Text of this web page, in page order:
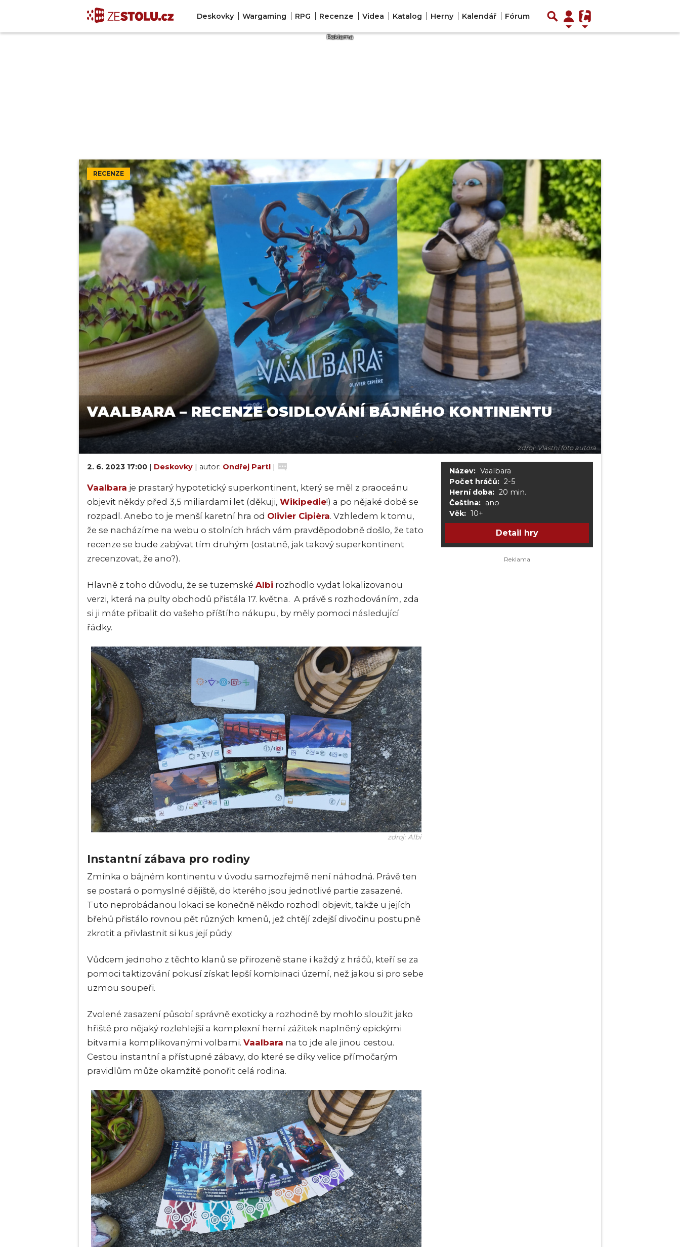
Deskovky Wargaming RPG Recenze Videa Katalog Herny Kalendář Fórum
RECENZE
zdroj: Vlastní foto autora
VAALBARA – RECENZE OSIDLOVÁNÍ BÁJNÉHO KONTINENTU
2. 6. 2023 17:00 | Deskovky | autor: Ondřej Partl |
Vaalbara je prastarý hypotetický superkontinent, který se měl z praoceánu
objevit někdy před 3,5 miliardami let (děkuji, Wikipedie!) a po nějaké době se
rozpadl. Anebo to je menší karetní hra od Olivier Cipièra. Vzhledem k tomu,
že se nacházíme na webu o stolních hrách vám pravděpodobně došlo, že tato
recenze se bude zabývat tím druhým (ostatně, jak takový superkontinent
zrecenzovat, že ano?).
Hlavně z toho důvodu, že se tuzemské Albi rozhodlo vydat lokalizovanou
verzi, která na pulty obchodů přistála 17. května. A právě s rozhodováním, zda
si ji máte přibalit do vašeho příštího nákupu, by měly pomoci následující
řádky.
zdroj: Albi
Instantní zábava pro rodiny
Zmínka o bájném kontinentu v úvodu samozřejmě není náhodná. Právě ten
se postará o pomyslné dějiště, do kterého jsou jednotlivé partie zasazené.
Tuto neprobádanou lokaci se konečně někdo rozhodl objevit, takže u jejích
břehů přistálo rovnou pět různých kmenů, jež chtějí zdejší divočinu postupně
zkrotit a přivlastnit si kus její půdy.
Vůdcem jednoho z těchto klanů se přirozeně stane i každý z hráčů, kteří se za
pomoci taktizování pokusí získat lepší kombinaci území, než jakou si pro sebe
uzmou soupeři.
Zvolené zasazení působí správně exoticky a rozhodně by mohlo sloužit jako
hřiště pro nějaký rozlehlejší a komplexní herní zážitek naplněný epickými
bitvami a komplikovanými volbami. Vaalbara na to jde ale jinou cestou.
Cestou instantní a přístupné zábavy, do které se díky velice přímočarým
pravidlům může okamžitě ponořit celá rodina.
Název: Vaalbara
Počet hráčů: 2-5
Herní doba: 20 min.
Čeština: ano
Věk: 10+
Detail hry